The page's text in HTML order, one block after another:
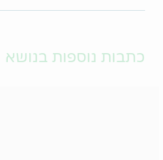
כתבות נוספות בנושא